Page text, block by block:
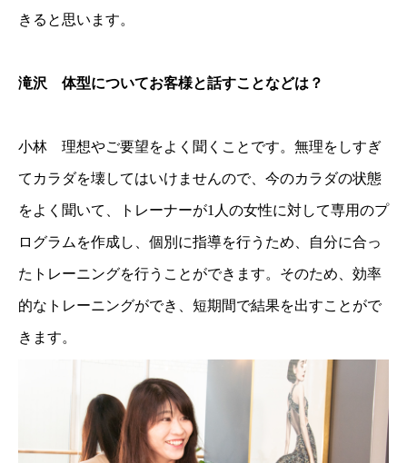
きると思います。
滝沢 体型についてお客様と話すことなどは？
小林 理想やご要望をよく聞くことです。無理をしすぎ
てカラダを壊してはいけませんので、今のカラダの状態
をよく聞いて、トレーナーが1人の女性に対して専用のプ
ログラムを作成し、個別に指導を行うため、自分に合っ
たトレーニングを行うことができます。そのため、効率
的なトレーニングができ、短期間で結果を出すことがで
きます。